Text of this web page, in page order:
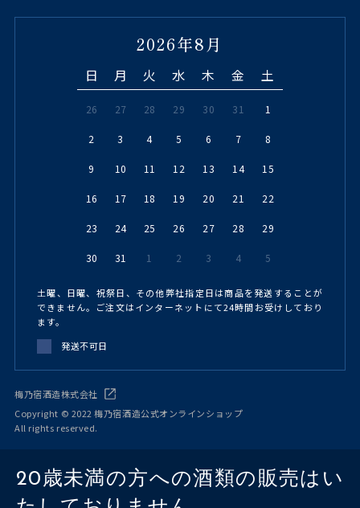
2026年8月
日 月 火 水 木 金 土
26 27 28 29 30 31 1
2 3 4 5 6 7 8
9 10 11 12 13 14 15
16 17 18 19 20 21 22
23 24 25 26 27 28 29
30 31 1 2 3 4 5
土曜、日曜、祝祭日、その他弊社指定日は商品を発送することが
できません。ご注文はインターネットにて24時間お受けしており
ます。
発送不可日
梅乃宿酒造株式会社
Copyright © 2022 梅乃宿酒造公式オンラインショップ
All rights reserved.
20歳未満の方への酒類の販売はい